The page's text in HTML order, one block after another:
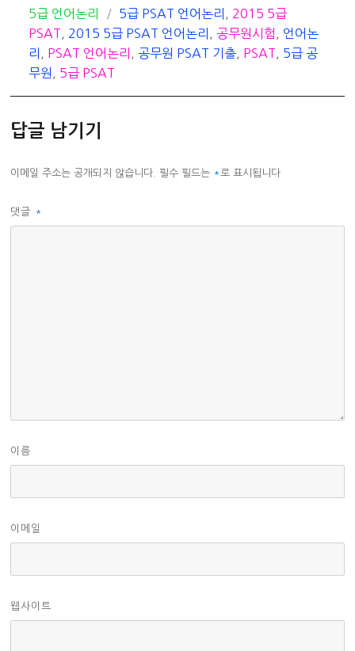
카
테
고
리
5급 언어논리
태
그
5급 PSAT 언어논리
2015 5급
PSAT
2015 5급 PSAT 언어논리 공무원시험
언어논
리
PSAT 언어논리 공무원 PSAT 기출 PSAT
5급 공
무원
5급 PSAT
답글 남기기
이메일 주소는 공개되지 않습니다. 필수 필드는 * 로 표시됩니다
댓글 *
이름
이메일
웹사이트